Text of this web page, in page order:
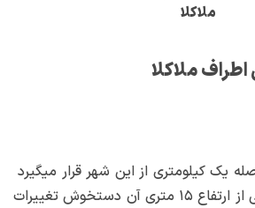
ملاکلا
ملاکلا
یک کیلومتری از این شهر قرار میگیرد
فشار کمی دارد و بخشی از ارتفاع ۱۵ متری آن دستخوش تغییرات